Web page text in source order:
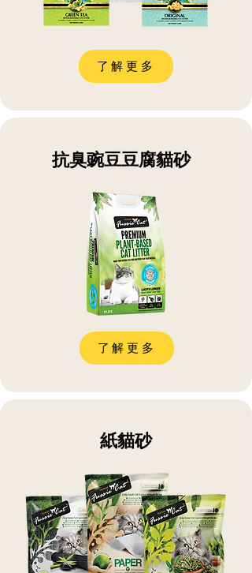
了解更多
抗臭豌豆豆腐貓砂
了解更多
紙貓砂